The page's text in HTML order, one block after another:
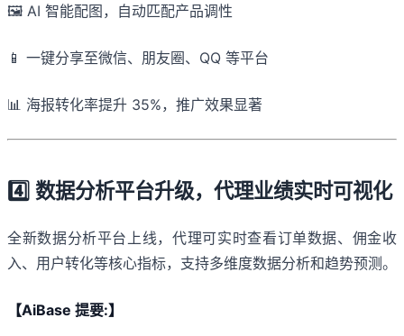
🖼️ AI 智能配图，自动匹配产品调性
📱 一键分享至微信、朋友圈、QQ 等平台
📊 海报转化率提升 35%，推广效果显著
4️⃣ 数据分析平台升级，代理业绩实时可视化
全新数据分析平台上线，代理可实时查看订单数据、佣金收
入、用户转化等核心指标，支持多维度数据分析和趋势预测。
【AiBase 提要:】